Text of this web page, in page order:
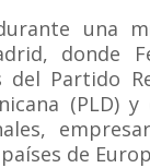
una
donde
Partido
(PLD)
de